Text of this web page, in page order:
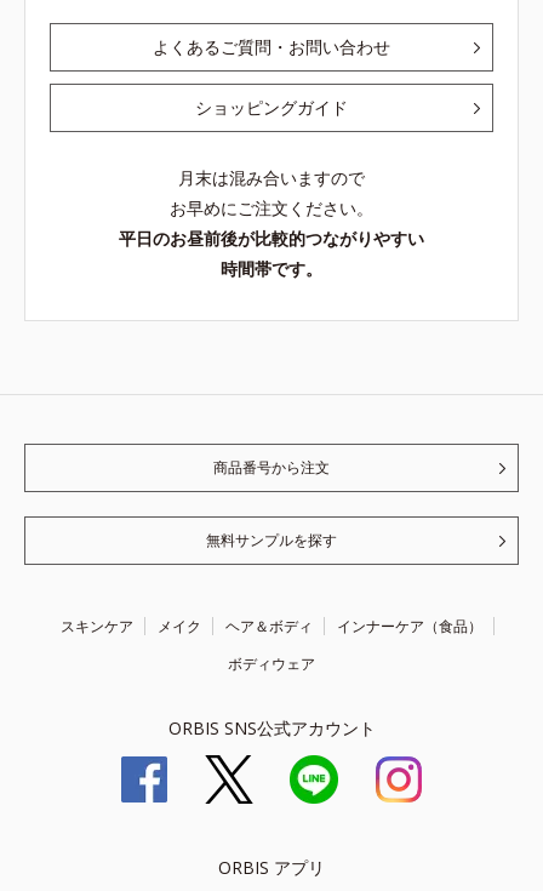
よくあるご質問・お問い合わせ
ショッピングガイド
月末は混み合いますので
お早めにご注文ください。
平日のお昼前後が比較的つながりやすい
時間帯です。
商品番号から注文
無料サンプルを探す
スキンケア メイク ヘア＆ボディ
インナーケア（食品）
ボディウェア
ORBIS SNS公式アカウント
ORBIS アプリ